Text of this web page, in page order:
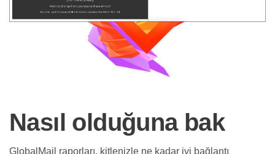
Nasıl olduğuna bak
GlobalMail raporları, kitlenizle ne kadar iyi bağlantı